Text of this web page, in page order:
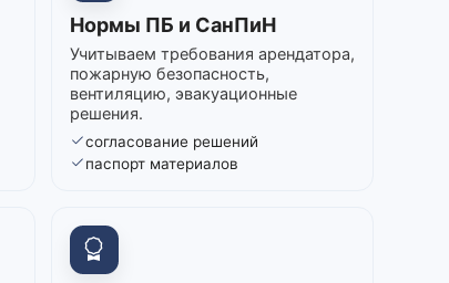
Нормы ПБ и СанПиН
Учитываем требования арендатора,
пожарную безопасность,
вентиляцию, эвакуационные
решения.
согласование решений
паспорт материалов